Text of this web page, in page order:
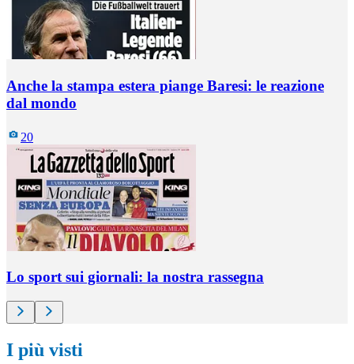
Anche la stampa estera piange Baresi: le reazione
dal mondo
20
Lo sport sui giornali: la nostra rassegna
I più visti